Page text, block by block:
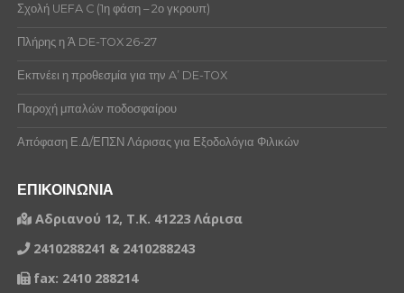
Σχολή UEFA C (1η φάση – 2ο γκρουπ)
Πλήρης η Ά DE-TOX 26-27
Εκπνέει η προθεσμία για την A’ DE-TOX
Παροχή μπαλών ποδοσφαίρου
Απόφαση Ε.Δ/ΕΠΣΝ Λάρισας για Εξοδολόγια Φιλικών
ΕΠΙΚΟΙΝΩΝΙΑ
Αδριανού 12, Τ.Κ. 41223 Λάρισα
2410288241 & 2410288243
fax: 2410 288214